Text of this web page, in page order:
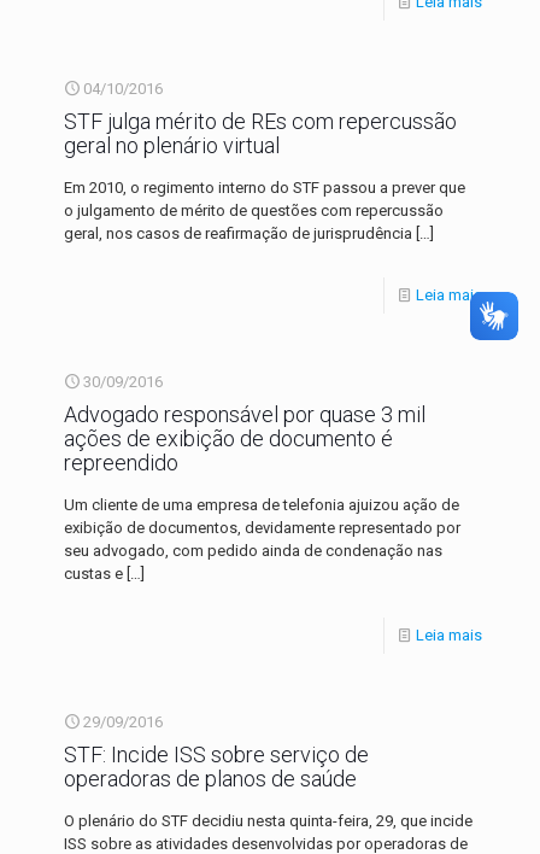
04/10/2016
STF julga mérito de REs com repercussão
geral no plenário virtual
Em 2010, o regimento interno do STF passou a prever que
o julgamento de mérito de questões com repercussão
geral, nos casos de reafirmação de jurisprudência […]
Leia mais
30/09/2016
Advogado responsável por quase 3 mil
ações de exibição de documento é
repreendido
Um cliente de uma empresa de telefonia ajuizou ação de
exibição de documentos, devidamente representado por
seu advogado, com pedido ainda de condenação nas
custas e […]
Leia mais
29/09/2016
STF: Incide ISS sobre serviço de
operadoras de planos de saúde
O plenário do STF decidiu nesta quinta-feira, 29, que incide
ISS sobre as atividades desenvolvidas por operadoras de